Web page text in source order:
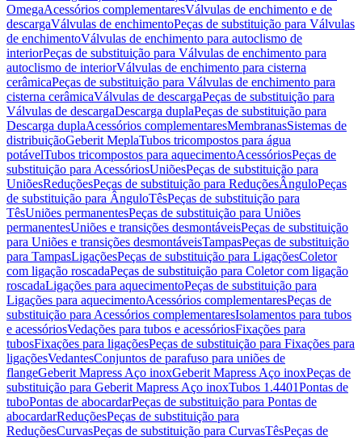
OmegaAcessórios complementaresVálvulas de enchimento e de
descargaVálvulas de enchimentoPeças de substituição para Válvulas
de enchimentoVálvulas de enchimento para autoclismo de
interiorPeças de substituição para Válvulas de enchimento para
autoclismo de interiorVálvulas de enchimento para cisterna
cerâmicaPeças de substituição para Válvulas de enchimento para
cisterna cerâmicaVálvulas de descargaPeças de substituição para
Válvulas de descargaDescarga duplaPeças de substituição para
Descarga duplaAcessórios complementaresMembranasSistemas de
distribuiçãoGeberit MeplaTubos tricompostos para água
potávelTubos tricompostos para aquecimentoAcessóriosPeças de
substituição para AcessóriosUniõesPeças de substituição para
UniõesReduçõesPeças de substituição para ReduçõesÂnguloPeças
de substituição para ÂnguloTêsPeças de substituição para
TêsUniões permanentesPeças de substituição para Uniões
permanentesUniões e transições desmontáveisPeças de substituição
para Uniões e transições desmontáveisTampasPeças de substituição
para TampasLigaçõesPeças de substituição para LigaçõesColetor
com ligação roscadaPeças de substituição para Coletor com ligação
roscadaLigações para aquecimentoPeças de substituição para
Ligações para aquecimentoAcessórios complementaresPeças de
substituição para Acessórios complementaresIsolamentos para tubos
e acessóriosVedações para tubos e acessóriosFixações para
tubosFixações para ligaçõesPeças de substituição para Fixações para
ligaçõesVedantesConjuntos de parafuso para uniões de
flangeGeberit Mapress Aço inoxGeberit Mapress Aço inoxPeças de
substituição para Geberit Mapress Aço inoxTubos 1.4401Pontas de
tuboPontas de abocardarPeças de substituição para Pontas de
abocardarReduçõesPeças de substituição para
ReduçõesCurvasPeças de substituição para CurvasTêsPeças de